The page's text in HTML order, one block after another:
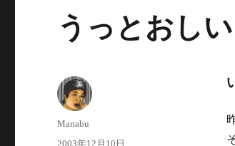
うっとおしい
投
稿
Manabu
投
2003年12月10日